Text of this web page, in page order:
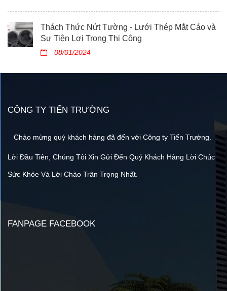
Thách Thức Nứt Tường - Lưới Thép Mắt Cáo và
Sự Tiện Lợi Trong Thi Công
08/01/2024
CÔNG TY TIẾN TRƯỜNG
Chào mừng quý khách hàng đã đến với Công ty Tiến Trường.
Lời Đầu Tiên, Chúng Tôi Xin Gửi Đến Quý Khách Hàng Lời Chúc
Sức Khỏe Và Lời Chào Trân Trọng Nhất.
FANPAGE FACEBOOK